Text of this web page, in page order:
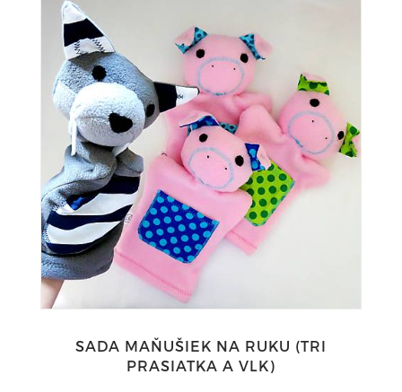
SADA MAŇUŠIEK NA RUKU (TRI
PRASIATKA A VLK)